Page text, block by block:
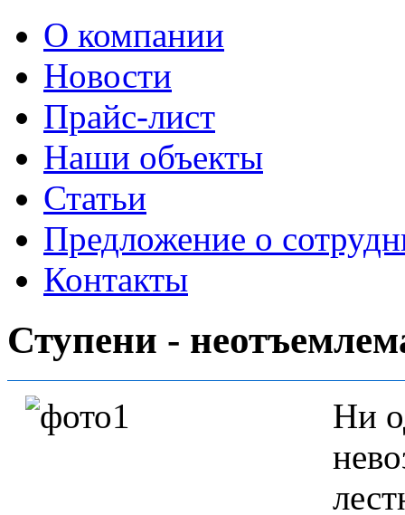
О компании
Новости
Прайс-лист
Наши объекты
Статьи
Предложение о
Контакты
Ступени -
Ни